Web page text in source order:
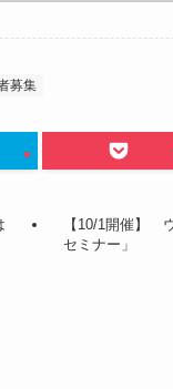
募集
【10/1開催】
セミナー」